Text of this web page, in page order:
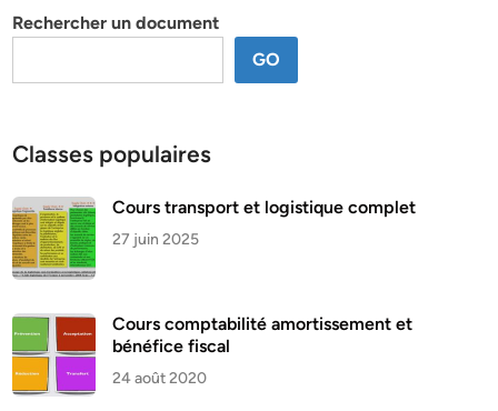
Rechercher un document
GO
Classes populaires
Cours transport et logistique complet
27 juin 2025
Cours comptabilité amortissement et
bénéfice fiscal
24 août 2020